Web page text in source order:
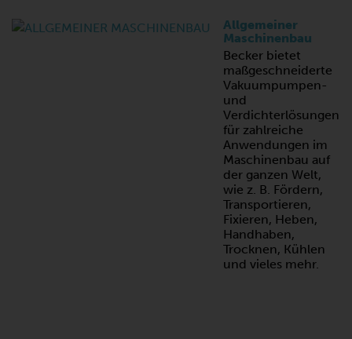
Allgemeiner
Maschinenbau
Becker bietet
maßgeschneiderte
Vakuumpumpen-
und
Verdichterlösungen
für zahlreiche
Anwendungen im
Maschinenbau auf
der ganzen Welt,
wie z. B. Fördern,
Transportieren,
Fixieren, Heben,
Handhaben,
Trocknen, Kühlen
und vieles mehr.